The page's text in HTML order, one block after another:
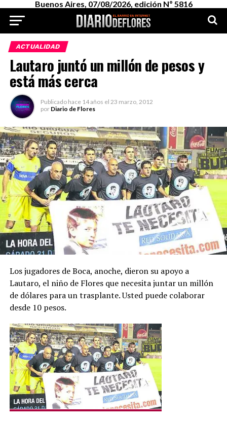
Buenos Aires, 07/08/2026, edición Nº 5816
ACTUALIDAD
Lautaro juntó un millón de pesos y
está más cerca
Publicado hace 14 años el 23 marzo, 2012
por Diario de Flores
Los jugadores de Boca, anoche, dieron su apoyo a
Lautaro, el niño de Flores que necesita juntar un millón
de dólares para un trasplante. Usted puede colaborar
desde 10 pesos.